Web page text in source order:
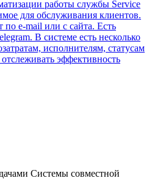
работы службы Service
для обслуживания клиентов.
по e-mail или с сайта. Есть
В системе есть несколько
исполнителям, статусам
эффективность
Системы совместной